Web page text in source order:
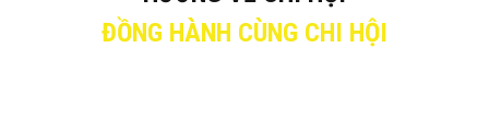
ĐỒNG HÀNH CÙNG CHI HỘI